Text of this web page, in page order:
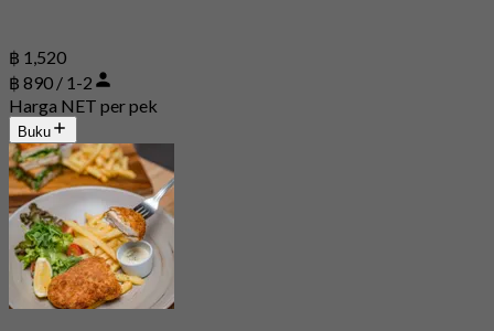
฿ 1,520
฿ 890 / 1-2
Harga NET per pek
Buku